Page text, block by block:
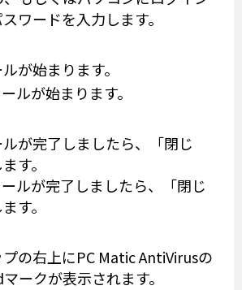
が始まります。
が完了しましたら、「閉じ
す。
の右上にPC Matic AntiVirusの
ークが表示されます。